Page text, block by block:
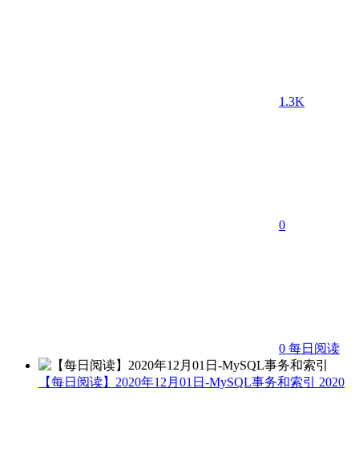
1.3K
0
0 每日阅读
【每日阅读】2020年12月01日-MySQL事务和索引 2020